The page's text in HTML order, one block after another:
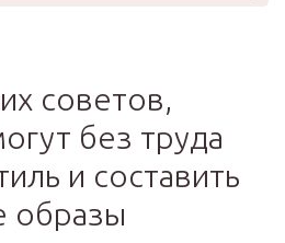
советов,
без труда
и составить
образы